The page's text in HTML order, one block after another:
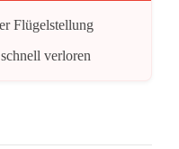
Flügelstellung
verloren